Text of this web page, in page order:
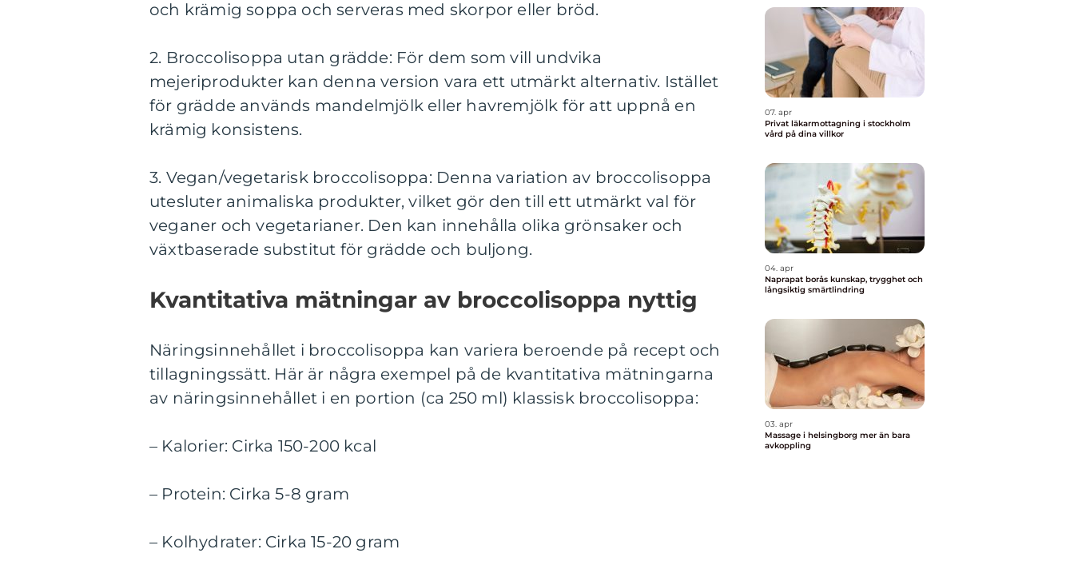
och krämig soppa och serveras med skorpor eller bröd.
2. Broccolisoppa utan grädde: För dem som vill undvika
mejeriprodukter kan denna version vara ett utmärkt alternativ. Istället
för grädde används mandelmjölk eller havremjölk för att uppnå en
krämig konsistens.
3. Vegan/vegetarisk broccolisoppa: Denna variation av broccolisoppa
utesluter animaliska produkter, vilket gör den till ett utmärkt val för
veganer och vegetarianer. Den kan innehålla olika grönsaker och
växtbaserade substitut för grädde och buljong.
Kvantitativa mätningar av broccolisoppa nyttig
Näringsinnehållet i broccolisoppa kan variera beroende på recept och
tillagningssätt. Här är några exempel på de kvantitativa mätningarna
av näringsinnehållet i en portion (ca 250 ml) klassisk broccolisoppa:
– Kalorier: Cirka 150-200 kcal
– Protein: Cirka 5-8 gram
– Kolhydrater: Cirka 15-20 gram
07. apr
Privat läkarmottagning i stockholm
vård på dina villkor
04. apr
Naprapat borås kunskap, trygghet och
långsiktig smärtlindring
03. apr
Massage i helsingborg mer än bara
avkoppling